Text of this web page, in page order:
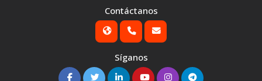
Contáctanos
Síganos